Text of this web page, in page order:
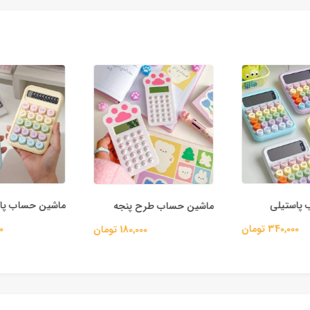
340,000 تومان
ماشین حساب طرح پنجه
180,000 تومان
ماشین حساب